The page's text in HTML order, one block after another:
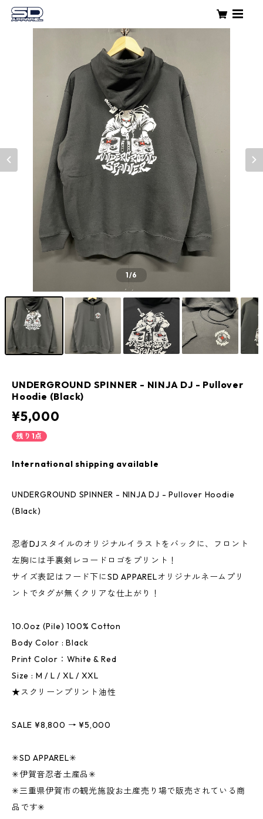
1/6
UNDERGROUND SPINNER - NINJA DJ - Pullover
Hoodie (Black)
¥5,000
残り1点
International shipping available
UNDERGROUND SPINNER - NINJA DJ - Pullover Hoodie
(Black)
忍者DJスタイルのオリジナルイラストをバックに、フロント
左胸には手裏剣レコードロゴをプリント！
サイズ表記はフード下にSD APPARELオリジナルネームプリ
ントでタグが無くクリアな仕上がり！
10.0oz (Pile) 100% Cotton
Body Color : Black
Print Color：White & Red
Size : M / L / XL / XXL
★スクリーンプリント油性
SALE ¥8,800 → ¥5,000
✳︎SD APPAREL✳︎
✳︎伊賀音忍者土産品✳︎
✳︎三重県伊賀市の観光施設お土産売り場で販売されている商
品です✳︎